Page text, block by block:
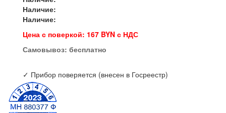
Наличие:
Наличие:
Цена с поверкой: 167 BYN с НДС
Самовывоз: бесплатно
✓ Прибор поверяется (внесен в Госреестр)